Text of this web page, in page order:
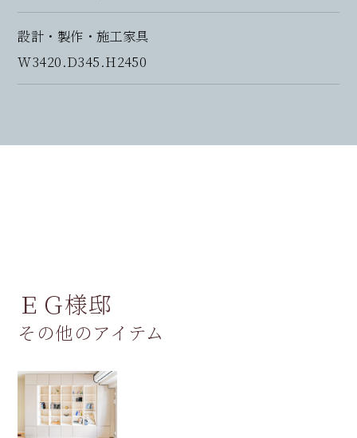
設計・製作・施工家具
W3420.D345.H2450
ＥＧ様邸
その他のアイテム